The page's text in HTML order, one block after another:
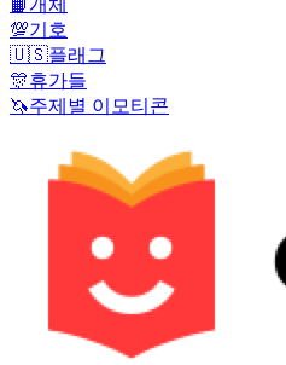
💯기호
🇺🇸플래그
🎊휴가들
🦄주제별 이모티콘